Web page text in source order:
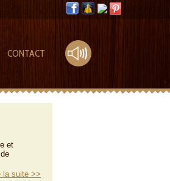
CONTACT
et
la suite >>